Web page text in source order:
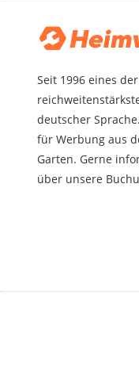
Seit 1996 eines
deutscher
für Werbung aus
Garten. Gerne
über unsere